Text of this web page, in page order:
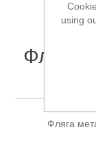
Фляга
Фляга
using